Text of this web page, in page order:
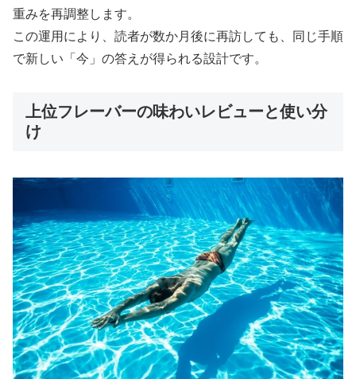
重みを再調整します。
この運用により、読者が数か月後に再訪しても、同じ手順
で新しい「今」の答えが得られる設計です。
上位フレーバーの味わいレビューと使い分
け